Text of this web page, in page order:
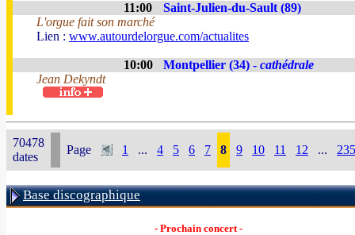
11:00
Saint-Julien-du-Sault (89)
L'orgue fait son marché
Lien : www.autourdelorgue.com/actualites
10:00 Montpellier (34) - cathédrale
Jean Dekyndt
70478
dates
Page 1 ... 4 5 6 7 8 9 10 11 12 ...
Base discographique
- Prochain concert -